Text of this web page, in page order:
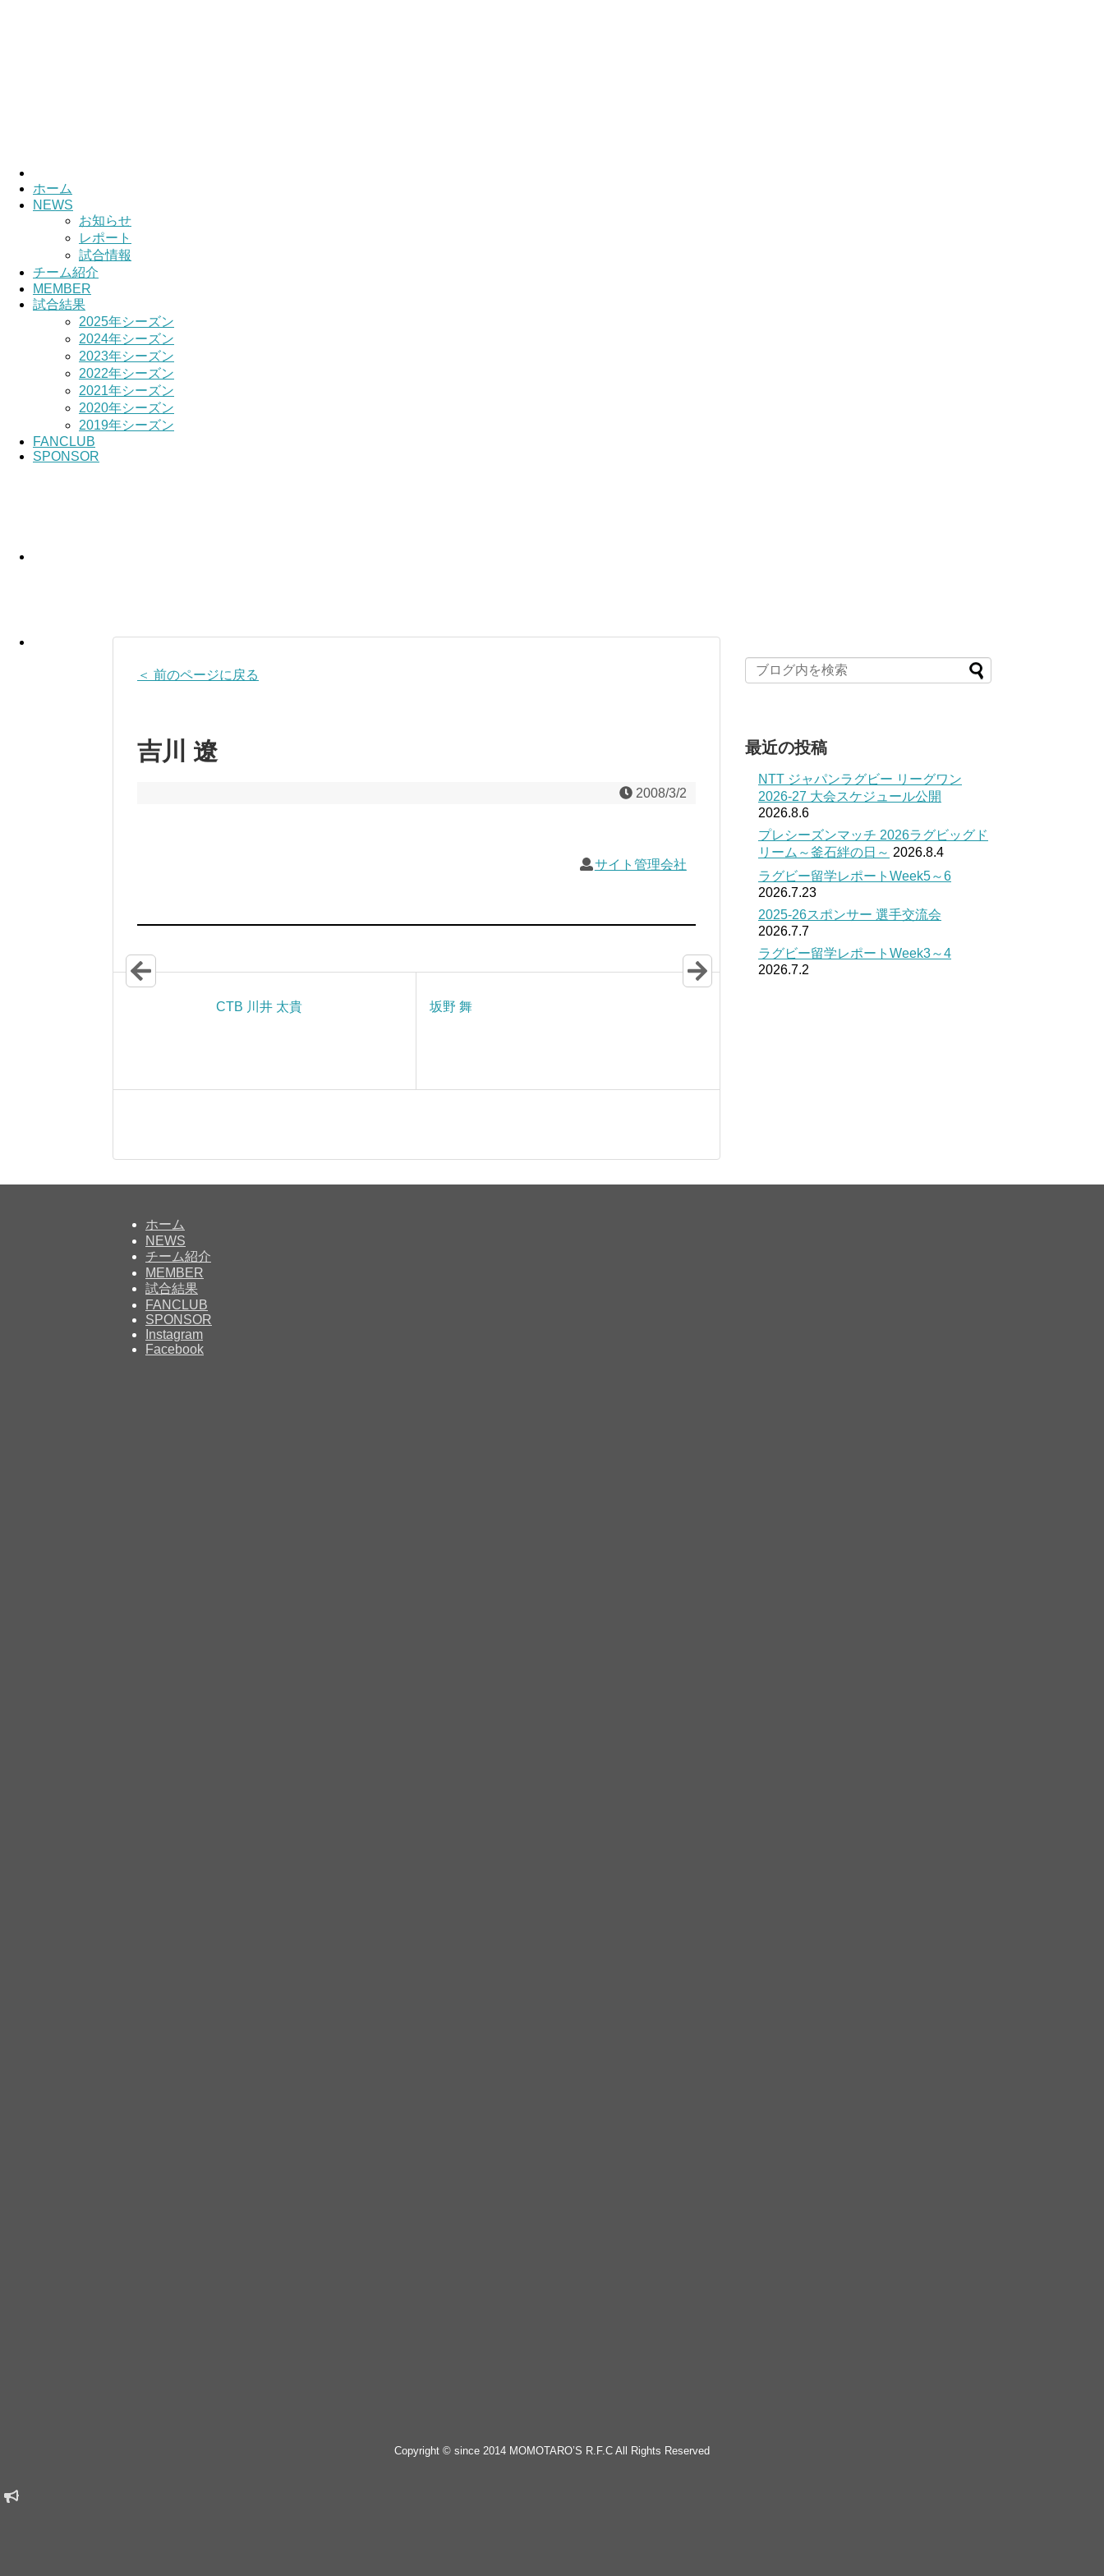
ホーム
NEWS
お知らせ
レポート
試合情報
チーム紹介
MEMBER
試合結果
2025年シーズン
2024年シーズン
2023年シーズン
2022年シーズン
2021年シーズン
2020年シーズン
2019年シーズン
FANCLUB
SPONSOR
＜ 前のページに戻る
吉川 遼
2008/3/2
サイト管理会社
CTB 川井 太貴 坂野 舞
最近の投稿
NTT ジャパンラグビー リーグワン
2026-27 大会スケジュール公開
2026.8.6
プレシーズンマッチ 2026ラグビッグド
リーム～釜石絆の日～ 2026.8.4
ラグビー留学レポートWeek5～6
2026.7.23
2025-26スポンサー 選手交流会
2026.7.7
ラグビー留学レポートWeek3～4
2026.7.2
ホーム
NEWS
チーム紹介
MEMBER
試合結果
FANCLUB
SPONSOR
Instagram
Facebook
Copyright © since 2014 MOMOTARO’S R.F.C All Rights Reserved